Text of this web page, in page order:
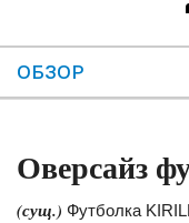
ОБЗОР
Оверсайз
(сущ.) Футболка